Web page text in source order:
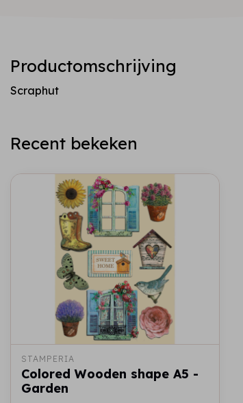
Productomschrijving
Scraphut
Recent bekeken
STAMPERIA
Colored Wooden shape A5 -
Garden